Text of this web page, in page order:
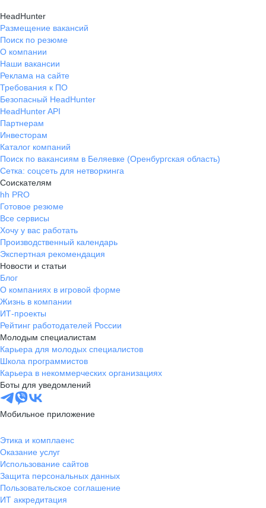
HeadHunter
Размещение вакансий
Поиск по резюме
О компании
Наши вакансии
Реклама на сайте
Требования к ПО
Безопасный HeadHunter
HeadHunter API
Партнерам
Инвесторам
Каталог компаний
Поиск по вакансиям в Беляевке (Оренбургская область)
Сетка: соцсеть для нетворкинга
Соискателям
hh PRO
Готовое резюме
Все сервисы
Хочу у вас работать
Производственный календарь
Экспертная рекомендация
Новости и статьи
Блог
О компаниях в игровой форме
Жизнь в компании
ИТ-проекты
Рейтинг работодателей России
Молодым специалистам
Карьера для молодых специалистов
Школа программистов
Карьера в некоммерческих организациях
Боты для уведомлений
Мобильное приложение
Этика и комплаенс
Оказание услуг
Использование сайтов
Защита персональных данных
Пользовательское соглашение
ИТ аккредитация